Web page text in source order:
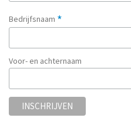
Bedrijfsnaam *
Voor- en achternaam